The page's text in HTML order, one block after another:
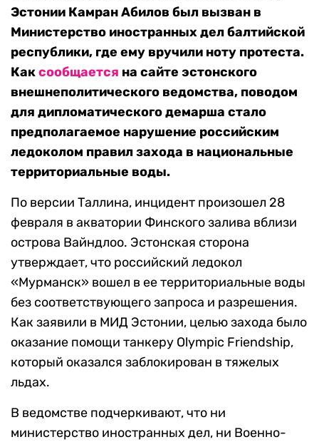
Эстонии Камран Абилов был вызван в
Министерство иностранных дел балтийской
республики, где ему вручили ноту протеста.
Каксообщается на сайте эстонского
внешнеполитического ведомства, поводом
для дипломатического демарша стало
предполагаемое нарушение российским
ледоколом правил захода в национальные
территориальные воды.
По версии Таллина, инцидент произошел 28
февраля в акватории Финского залива вблизи
острова Вайндлоо. Эстонская сторона
утверждает, что российский ледокол
«Мурманск» вошел в ее территориальные воды
без соответствующего запроса и разрешения.
Как заявили в МИД Эстонии, целью захода было
оказание помощи танкеру Olympic Friendship,
который оказался заблокирован в тяжелых
льдах.
В ведомстве подчеркивают, что ни
министерство иностранных дел, ни Военно-